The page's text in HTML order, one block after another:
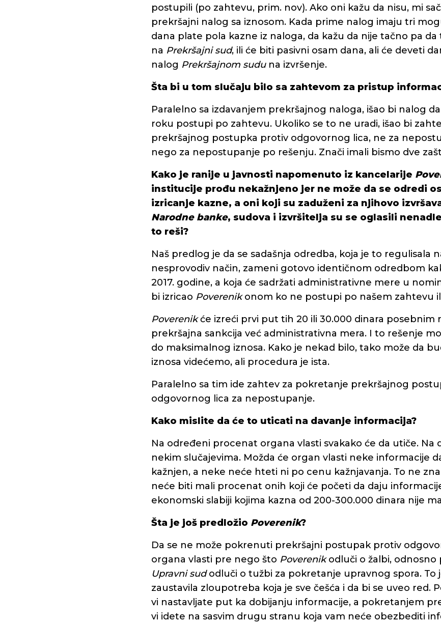
postupili (po zahtevu, prim. nov). Ako oni kažu da nisu, mi
prekršajni nalog sa iznosom. Kada prime nalog imaju tri
dana plate pola kazne iz naloga, da kažu da nije tačno pa da
na Prekršajni sud, ili će biti pasivni osam dana, ali će deveti
nalog Prekršajnom suduna izvršenje.
Šta bi u tom slučaju bilo sa zahtevom za pristup
Paralelno sa izdavanjem prekršajnog naloga, išao bi nalog
roku postupi po zahtevu. Ukoliko se to ne uradi, išao bi
prekršajnog postupka protiv odgovornog lica, ne za
nego za nepostupanje po rešenju. Znači imali bismo dve
Kako je ranije u javnosti napomenuto iz kancelarije
institucije prođu nekažnjeno jer ne može da se odredi
izricanje kazne, a oni koji su zaduženi za njihovo
Narodne banke, sudova i izvršitelja su se oglasili
to reši?
Naš predlog je da se sadašnja odredba, koja je to regulisala
nesprovodiv način, zameni gotovo identičnom odredbom
2017. godine, a koja će sadržati administrativne mere u
bi izricao Poverenikonom ko ne postupi po našem zahtevu
Poverenikće izreći prvi put tih 20 ili 30.000 dinara posebnim
prekršajna sankcija već administrativna mera. I to rešenje
do maksimalnog iznosa. Kako je nekad bilo, tako može da
iznosa videćemo, ali procedura je ista.
Paralelno sa tim ide zahtev za pokretanje prekršajnog
odgovornog lica za nepostupanje.
Kako mislite da će to uticati na davanje informacija?
Na određeni procenat organa vlasti svakako će da utiče. Na
nekim slučajevima. Možda će organ vlasti neke informacije
kažnjen, a neke neće hteti ni po cenu kažnjavanja. To ne
neće biti mali procenat onih koji će početi da daju
ekonomski slabiji kojima kazna od 200-300.000 dinara nije
Šta je još predložio Poverenik?
Da se ne može pokrenuti prekršajni postupak protiv
organa vlasti pre nego što Poverenikodluči o žalbi, odnosno
Upravni sudodluči o tužbi za pokretanje upravnog spora. To
zaustavila zloupotreba koja je sve češća i da bi se uveo red.
vi nastavljate put ka dobijanju informacije, a pokretanjem
vi idete na sasvim drugu stranu koja vam neće obezbediti